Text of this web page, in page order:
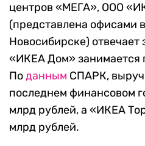
центров «МЕГА», ООО
(представлена офисами
Новосибирске) отвечает
«ИКЕА Дом» занимается
Поданным СПАРК,
последнем финансовом
млрд рублей, а «ИКЕА
млрд рублей.